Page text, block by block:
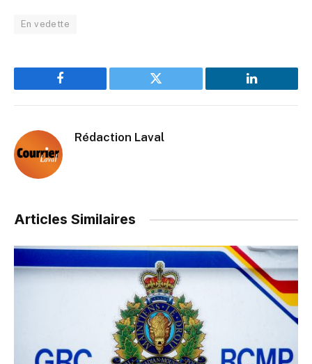
En vedette
Facebook Twitter LinkedIn
Rédaction Laval
Articles Similaires